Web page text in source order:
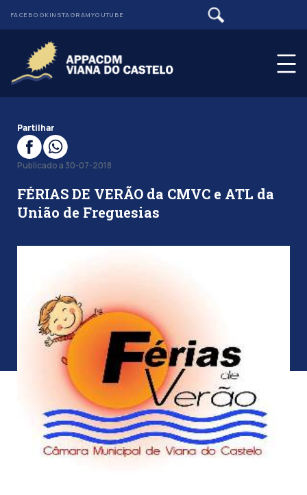
FACEBOOKINSTAGRAMYOUTUBE
Partilhar
Publicado a 30-07-2018
FÉRIAS DE VERÃO da CMVC e ATL da
União de Freguesias